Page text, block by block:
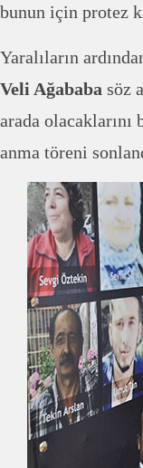
bunun için protez
Yaralıların
Veli Ağababa söz
arada
anma töreni